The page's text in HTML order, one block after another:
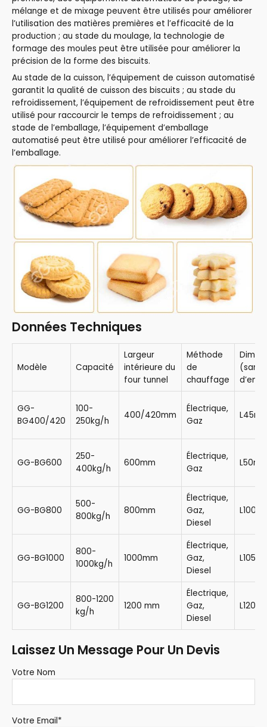
mélange et de mixage peuvent être utilisés pour améliorer
l’utilisation des matières premières et l’efficacité de la
production ; au stade du moulage, la technologie de
formage des moules peut être utilisée pour améliorer la
précision de la forme des biscuits.
Au stade de la cuisson, l’équipement de cuisson automatisé
garantit la qualité de cuisson des biscuits ; au stade du
refroidissement, l’équipement de refroidissement peut être
utilisé pour raccourcir le temps de refroidissement ; au
stade de l’emballage, l’équipement d’emballage
automatisé peut être utilisé pour améliorer l’efficacité de
l’emballage.
Données Techniques
Modèle Capacité
Largeur
intérieure du
four tunnel
Méthode
de
chauffage
(sans
GG-
BG400/420
100-
250kg/h
400/420mm
Électrique,
Gaz
GG-BG600
250-
400kg/h
600mm
Électrique,
Gaz
GG-BG800
500-
800kg/h
800mm
Électrique,
Gaz,
Diesel
GG-BG1000
800-
1000kg/h
1000mm
Électrique,
Gaz,
Diesel
GG-BG1200
800-1200
kg/h
1200 mm
Électrique,
Gaz,
Diesel
Laissez Un Message Pour Un Devis
Votre Nom
Votre Email*